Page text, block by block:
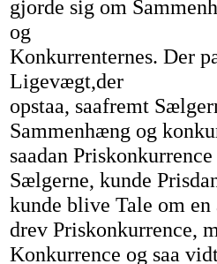
gjorde sig om
og
Konkurrenternes. Der
Ligevægt,der
opstaa, saafremt
Sammenhæng og
saadan
Sælgerne, kunde
kunde blive Tale om
drev Priskonkurrence,
Konkurrence og saa